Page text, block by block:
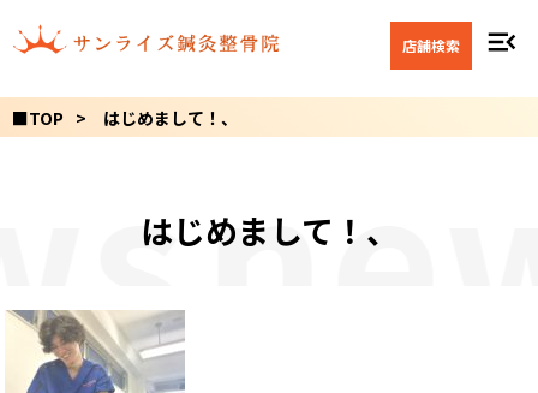
店舗検索 menu_open
■TOP はじめまして！、
はじめまして！、